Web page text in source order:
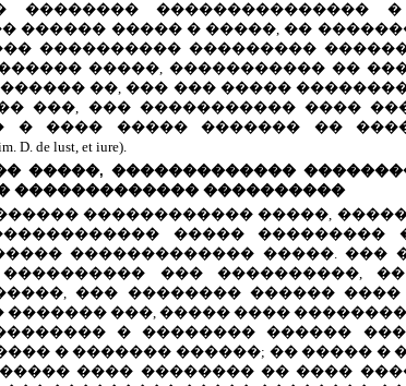
�������� ���������������
������ ����� � �����, ��
���������� ���������
�����, ����������� ��
��, ��� ��� �����
���, ��� ����������� ����
� ���� ����� ������� ��
.D. de lust, et iure).
�����, �������������
������������� ����������
������������ �����,
�����
������������� �����. ���
��� ����������,
��� �������� ������
������� ���, ����� ����
� �������� ������
� ������� ������; �� ����� �
���� �������� �� ����